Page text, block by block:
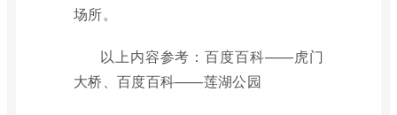
场所。
以上内容参考：百度百科——虎门
大桥、百度百科——莲湖公园